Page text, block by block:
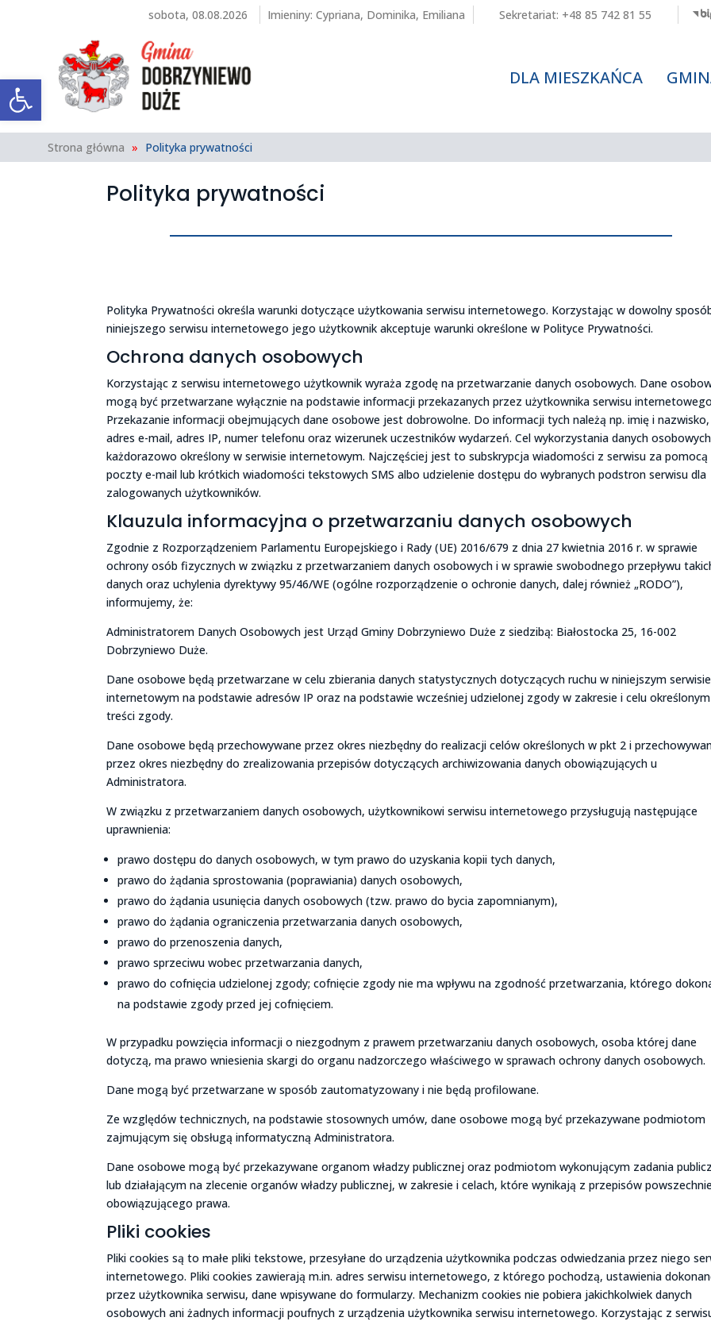
Otwórz pasek narzędzi
sobota, 08.08.2026 Imieniny:Cypriana, Dominika, Emiliana Sekretariat: +48 85 742 81 55
DLA MIESZKAŃCA
Strona główna » Polityka prywatności
Polityka prywatności
Polityka Prywatności określa warunki dotyczące użytkowania serwisu internetowego. Korzystając w dowolny
niniejszego serwisu internetowego jego użytkownik akceptuje warunki określone w Polityce Prywatności.
Ochrona danych osobowych
Korzystając z serwisu internetowego użytkownik wyraża zgodę na przetwarzanie danych osobowych. Dane
mogą być przetwarzane wyłącznie na podstawie informacji przekazanych przez użytkownika serwisu
Przekazanie informacji obejmujących dane osobowe jest dobrowolne. Do informacji tych należą np. imię i nazwisko,
adres e-mail, adres IP, numer telefonu oraz wizerunek uczestników wydarzeń. Cel wykorzystania danych
każdorazowo określony w serwisie internetowym. Najczęściej jest to subskrypcja wiadomości z serwisu za pomocą
poczty e-mail lub krótkich wiadomości tekstowych SMS albo udzielenie dostępu do wybranych podstron serwisu dla
zalogowanych użytkowników.
Klauzula informacyjna o przetwarzaniu danych osobowych
Zgodnie z Rozporządzeniem Parlamentu Europejskiego i Rady (UE) 2016/679 z dnia 27 kwietnia 2016 r. w sprawie
ochrony osób fizycznych w związku z przetwarzaniem danych osobowych i w sprawie swobodnego przepływu
danych oraz uchylenia dyrektywy 95/46/WE (ogólne rozporządzenie o ochronie danych, dalej również „RODO”),
informujemy, że:
Administratorem Danych Osobowych jest Urząd Gminy Dobrzyniewo Duże z siedzibą: Białostocka 25, 16-002
Dobrzyniewo Duże.
Dane osobowe będą przetwarzane w celu zbierania danych statystycznych dotyczących ruchu w niniejszym serwisie
internetowym na podstawie adresów IP oraz na podstawie wcześniej udzielonej zgody w zakresie i celu
treści zgody.
Dane osobowe będą przechowywane przez okres niezbędny do realizacji celów określonych w pkt 2 i
przez okres niezbędny do zrealizowania przepisów dotyczących archiwizowania danych obowiązujących u
Administratora.
W związku z przetwarzaniem danych osobowych, użytkownikowi serwisu internetowego przysługują następujące
uprawnienia:
prawo dostępu do danych osobowych, w tym prawo do uzyskania kopii tych danych,
prawo do żądania sprostowania (poprawiania) danych osobowych,
prawo do żądania usunięcia danych osobowych (tzw. prawo do bycia zapomnianym),
prawo do żądania ograniczenia przetwarzania danych osobowych,
prawo do przenoszenia danych,
prawo sprzeciwu wobec przetwarzania danych,
prawo do cofnięcia udzielonej zgody; cofnięcie zgody nie ma wpływu na zgodność przetwarzania, którego
na podstawie zgody przed jej cofnięciem.
W przypadku powzięcia informacji o niezgodnym z prawem przetwarzaniu danych osobowych, osoba której dane
dotyczą, ma prawo wniesienia skargi do organu nadzorczego właściwego w sprawach ochrony danych osobowych.
Dane mogą być przetwarzane w sposób zautomatyzowany i nie będą profilowane.
Ze względów technicznych, na podstawie stosownych umów, dane osobowe mogą być przekazywane podmiotom
zajmującym się obsługą informatyczną Administratora.
Dane osobowe mogą być przekazywane organom władzy publicznej oraz podmiotom wykonującym zadania
lub działającym na zlecenie organów władzy publicznej, w zakresie i celach, które wynikają z przepisów
obowiązującego prawa.
Pliki cookies
Pliki cookies są to małe pliki tekstowe, przesyłane do urządzenia użytkownika podczas odwiedzania przez niego
internetowego. Pliki cookies zawierają m.in. adres serwisu internetowego, z którego pochodzą, ustawienia
przez użytkownika serwisu, dane wpisywane do formularzy. Mechanizm cookies nie pobiera jakichkolwiek danych
osobowych ani żadnych informacji poufnych z urządzenia użytkownika serwisu internetowego. Korzystając z